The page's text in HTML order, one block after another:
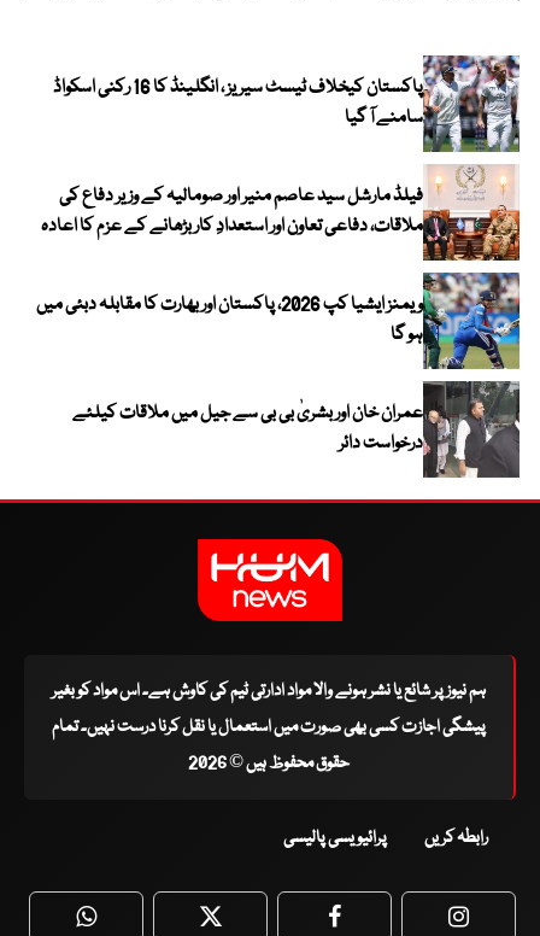
پاکستان کیخلاف ٹیسٹ سیریز ، انگلینڈ کا 16 رکنی اسکواڈ
سامنے آ گیا
فیلڈ مارشل سید عاصم منیر اور صومالیہ کے وزیر دفاع کی
ملاقات، دفاعی تعاون اور استعدادِ کار بڑھانے کے عزم کا اعادہ
ویمنز ایشیا کپ 2026، پاکستان اور بھارت کا مقابلہ دبئی میں
ہو گا
عمران خان اور بشریٰ بی بی سے جیل میں ملاقات کیلئے
درخواست دائر
ہم نیوز پر شائع یا نشر ہونے والا مواد ادارتی ٹیم کی کاوش ہے۔ اس مواد کو بغیر
پیشگی اجازت کسی بھی صورت میں استعمال یا نقل کرنا درست نہیں۔ تمام
حقوق محفوظ ہیں © 2026
رابطہ کریں پرائیویسی پالیسی